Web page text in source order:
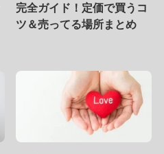
完全ガイド！定価で買うコ
ツ＆売ってる場所まとめ